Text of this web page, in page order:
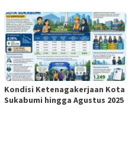
Kondisi Ketenagakerjaan Kota
Sukabumi hingga Agustus 2025